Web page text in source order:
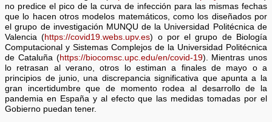
no predice el pico de la curva de infección para las mismas fechas
que lo hacen otros modelos matemáticos, como los diseñados por
el grupo de investigación MUNQU de la Universidad Politécnica de
Valencia (https://covid19.webs.upv.es) o por el grupo de Biología
Computacional y Sistemas Complejos de la Universidad Politécnica
de Cataluña (https://biocomsc.upc.edu/en/covid-19). Mientras unos
lo retrasan al verano, otros lo estiman a finales de mayo o a
principios de junio, una discrepancia significativa que apunta a la
gran incertidumbre que de momento rodea al desarrollo de la
pandemia en España y al efecto que las medidas tomadas por el
Gobierno puedan tener.